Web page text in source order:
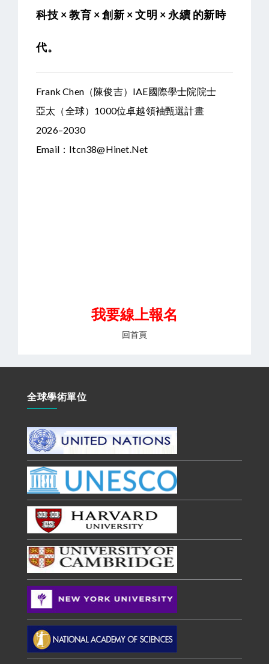
科技 × 教育 × 創新 × 文明 × 永續 的新時
代。
Frank Chen（陳俊吉） IAE國際學士院院士
亞太（全球）1000位卓越領袖甄選計畫
2026–2030
Email： Itcn38@hinet.net
我要線上報名
回首頁
全球學術單位